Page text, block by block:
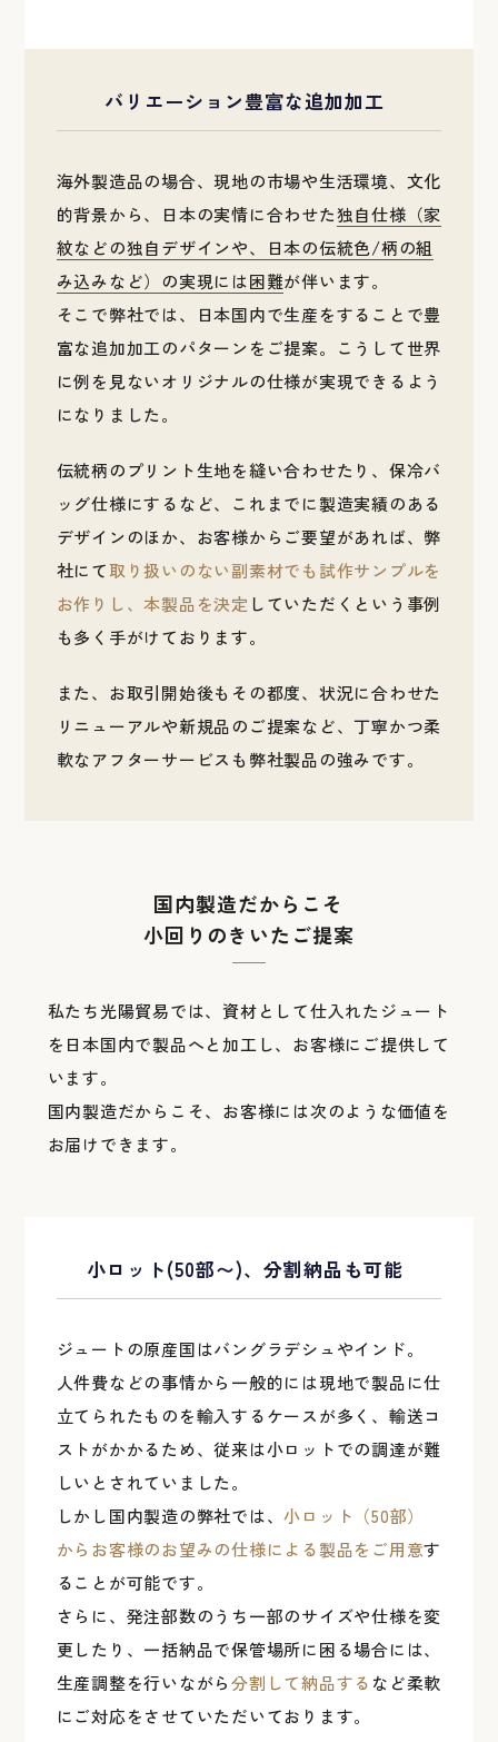
バリエーション豊富な追加加工
海外製造品の場合、現地の市場や生活環境、文化
的背景から、日本の実情に合わせた独自仕様（家
紋などの独自デザインや、日本の伝統色/柄の組
み込みなど）の実現には困難が伴います。
そこで弊社では、日本国内で生産をすることで豊
富な追加加工のパターンをご提案。こうして世界
に例を見ないオリジナルの仕様が実現できるよう
になりました。
伝統柄のプリント生地を縫い合わせたり、保冷バ
ッグ仕様にするなど、これまでに製造実績のある
デザインのほか、お客様からご要望があれば、弊
社にて取り扱いのない副素材でも試作サンプルを
お作りし、本製品を決定 していただくという事例
も多く手がけております。
また、お取引開始後もその都度、状況に合わせた
リニューアルや新規品のご提案など、丁寧かつ柔
軟なアフターサービスも弊社製品の強みです。
国内製造だからこそ
小回りのきいたご提案
私たち光陽貿易では、資材として仕入れたジュート
を日本国内で製品へと加工し、お客様にご提供して
います。
国内製造だからこそ、お客様には次のような価値を
お届けできます。
小ロット(50部〜)、分割納品も可能
ジュートの原産国はバングラデシュやインド。
人件費などの事情から一般的には現地で製品に仕
立てられたものを輸入するケースが多く、輸送コ
ストがかかるため、従来は小ロットでの調達が難
しいとされていました。
しかし国内製造の弊社では、小ロット（50部）
からお客様のお望みの仕様による製品をご用意す
ることが可能です。
さらに、発注部数のうち一部のサイズや仕様を変
更したり、一括納品で保管場所に困る場合には、
生産調整を行いながら分割して納品する など柔軟
にご対応をさせていただいております。